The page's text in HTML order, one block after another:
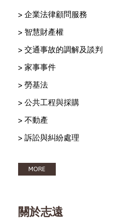
> 企業法律顧問服務
> 智慧財產權
> 交通事故的調解及談判
> 家事事件
> 勞基法
> 公共工程與採購
> 不動產
> 訴訟與糾紛處理
MORE
關於志遠